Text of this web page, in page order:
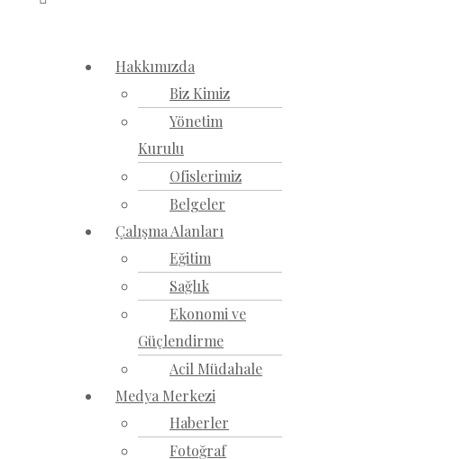
Hakkımızda
Biz Kimiz
Yönetim
Kurulu
Ofislerimiz
Belgeler
Çalışma Alanları
Eğitim
Sağlık
Ekonomi ve
Güçlendirme
Acil Müdahale
Medya Merkezi
Haberler
Fotoğraf